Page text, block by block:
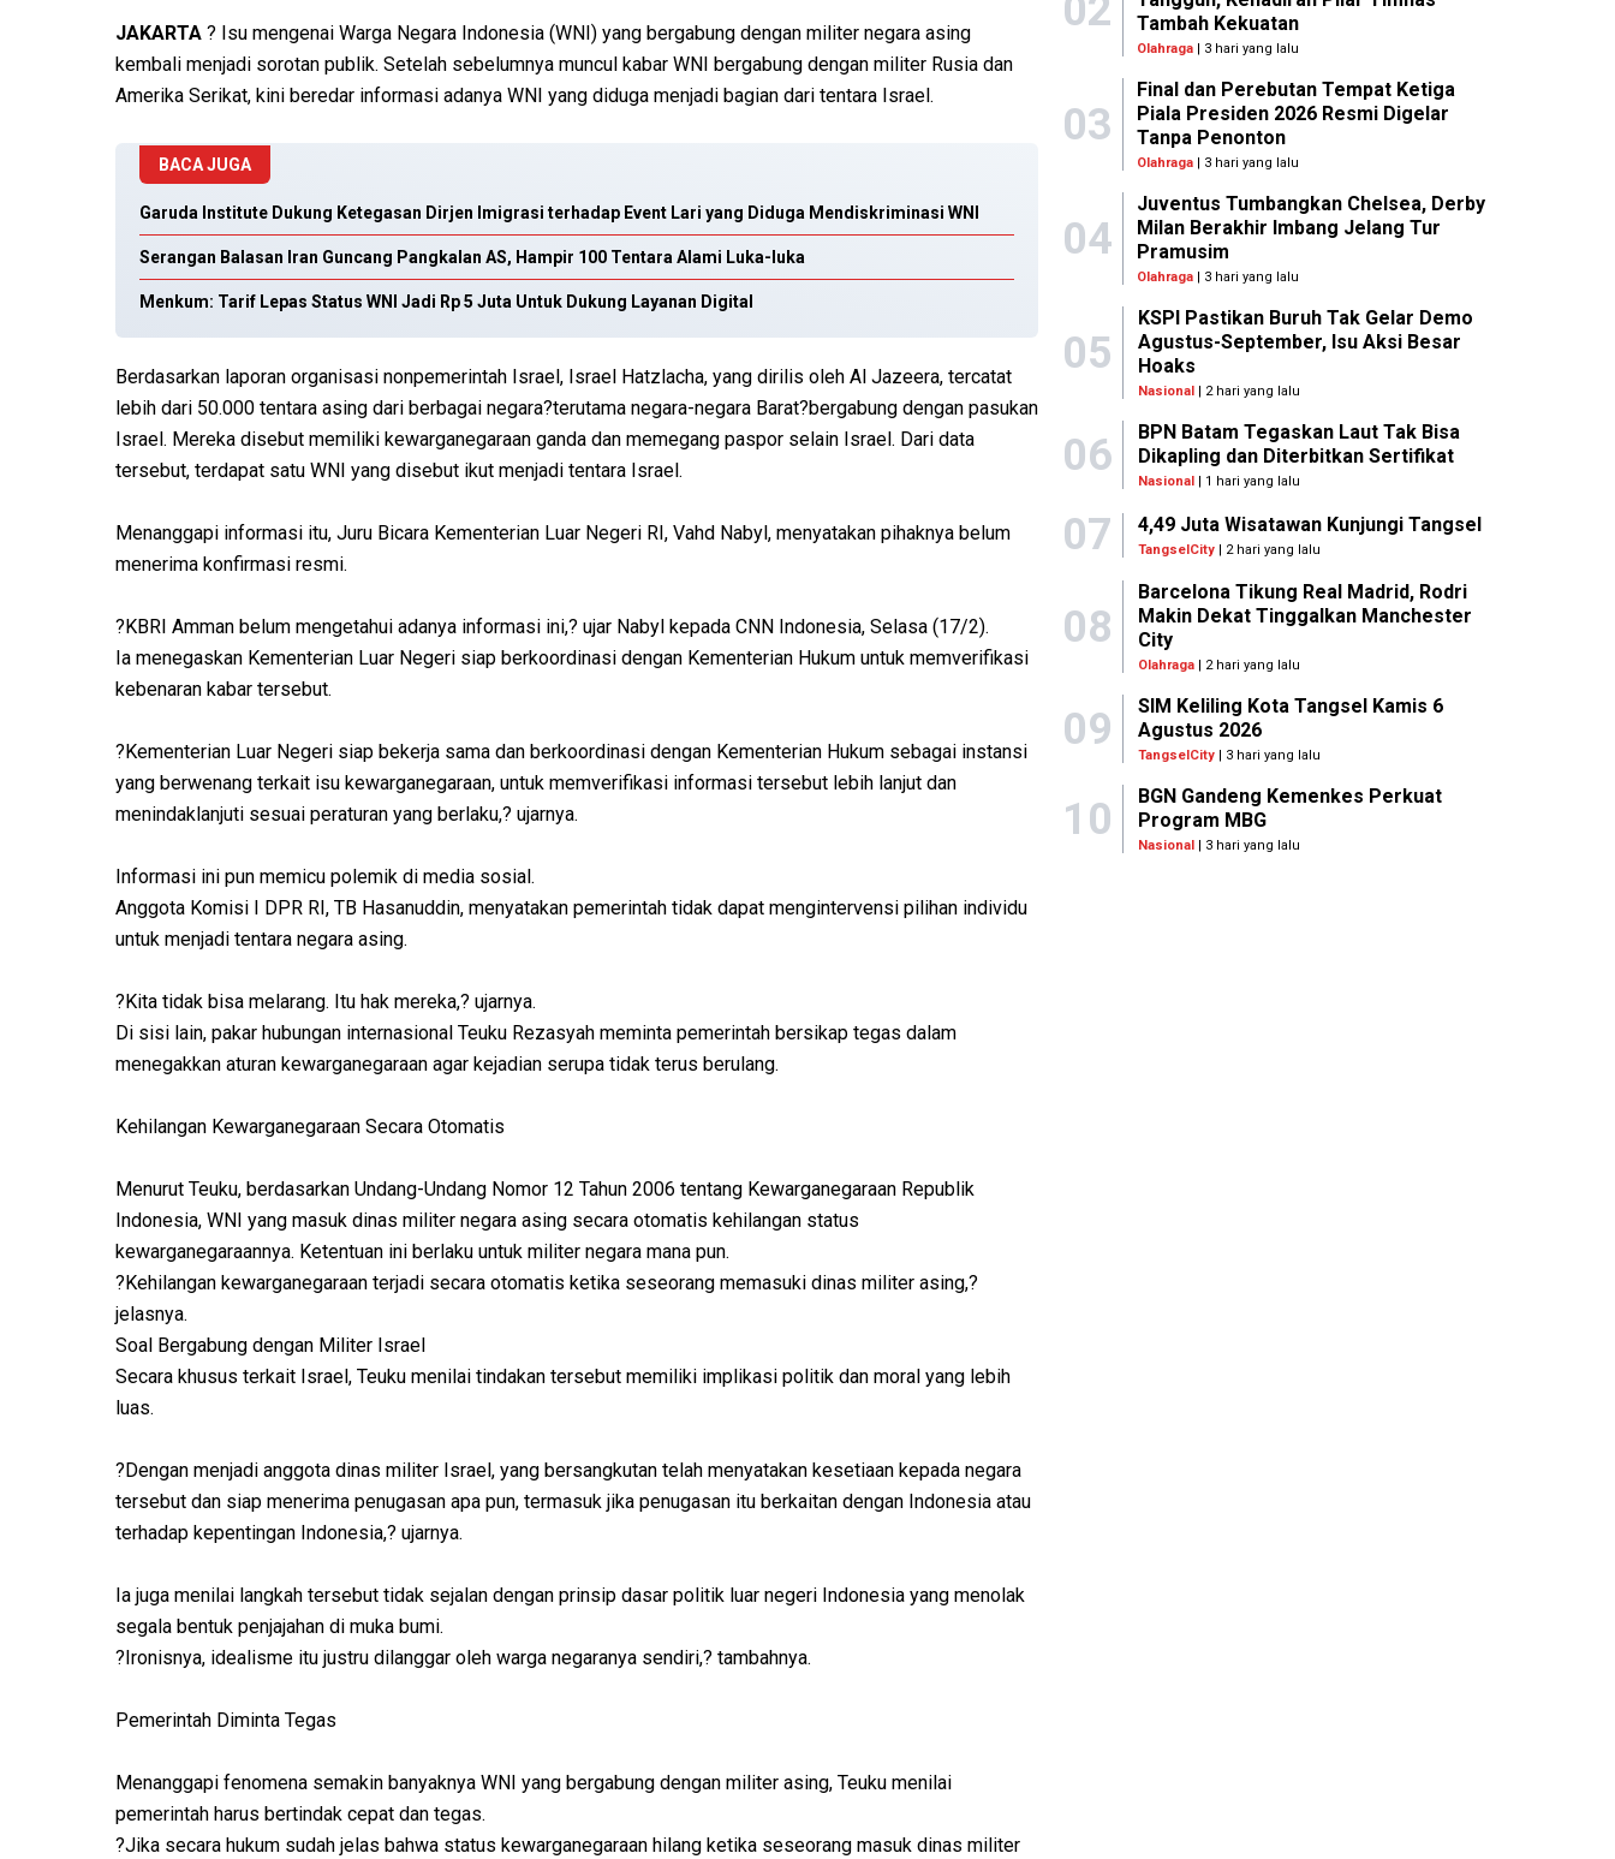
JAKARTA ? Isu mengenai Warga Negara Indonesia (WNI) yang bergabung dengan militer negara asing
kembali menjadi sorotan publik. Setelah sebelumnya muncul kabar WNI bergabung dengan militer Rusia dan
Amerika Serikat, kini beredar informasi adanya WNI yang diduga menjadi bagian dari tentara Israel.
BACA JUGA
Garuda Institute Dukung Ketegasan Dirjen Imigrasi terhadap Event Lari yang Diduga Mendiskriminasi WNI
Serangan Balasan Iran Guncang Pangkalan AS, Hampir 100 Tentara Alami Luka-luka
Menkum: Tarif Lepas Status WNI Jadi Rp 5 Juta Untuk Dukung Layanan Digital
Berdasarkan laporan organisasi nonpemerintah Israel, Israel Hatzlacha, yang dirilis oleh Al Jazeera, tercatat
lebih dari 50.000 tentara asing dari berbagai negara?terutama negara-negara Barat?bergabung dengan pasukan
Israel. Mereka disebut memiliki kewarganegaraan ganda dan memegang paspor selain Israel. Dari data
tersebut, terdapat satu WNI yang disebut ikut menjadi tentara Israel.
Menanggapi informasi itu, Juru Bicara Kementerian Luar Negeri RI, Vahd Nabyl, menyatakan pihaknya belum
menerima konfirmasi resmi.
?KBRI Amman belum mengetahui adanya informasi ini,? ujar Nabyl kepada CNN Indonesia, Selasa (17/2).
Ia menegaskan Kementerian Luar Negeri siap berkoordinasi dengan Kementerian Hukum untuk memverifikasi
kebenaran kabar tersebut.
?Kementerian Luar Negeri siap bekerja sama dan berkoordinasi dengan Kementerian Hukum sebagai instansi
yang berwenang terkait isu kewarganegaraan, untuk memverifikasi informasi tersebut lebih lanjut dan
menindaklanjuti sesuai peraturan yang berlaku,? ujarnya.
Informasi ini pun memicu polemik di media sosial.
Anggota Komisi I DPR RI, TB Hasanuddin, menyatakan pemerintah tidak dapat mengintervensi pilihan individu
untuk menjadi tentara negara asing.
?Kita tidak bisa melarang. Itu hak mereka,? ujarnya.
Di sisi lain, pakar hubungan internasional Teuku Rezasyah meminta pemerintah bersikap tegas dalam
menegakkan aturan kewarganegaraan agar kejadian serupa tidak terus berulang.
Kehilangan Kewarganegaraan Secara Otomatis
Menurut Teuku, berdasarkan Undang-Undang Nomor 12 Tahun 2006 tentang Kewarganegaraan Republik
Indonesia, WNI yang masuk dinas militer negara asing secara otomatis kehilangan status
kewarganegaraannya. Ketentuan ini berlaku untuk militer negara mana pun.
?Kehilangan kewarganegaraan terjadi secara otomatis ketika seseorang memasuki dinas militer asing,?
jelasnya.
Soal Bergabung dengan Militer Israel
Secara khusus terkait Israel, Teuku menilai tindakan tersebut memiliki implikasi politik dan moral yang lebih
luas.
?Dengan menjadi anggota dinas militer Israel, yang bersangkutan telah menyatakan kesetiaan kepada negara
tersebut dan siap menerima penugasan apa pun, termasuk jika penugasan itu berkaitan dengan Indonesia atau
terhadap kepentingan Indonesia,? ujarnya.
Ia juga menilai langkah tersebut tidak sejalan dengan prinsip dasar politik luar negeri Indonesia yang menolak
segala bentuk penjajahan di muka bumi.
?Ironisnya, idealisme itu justru dilanggar oleh warga negaranya sendiri,? tambahnya.
Pemerintah Diminta Tegas
Menanggapi fenomena semakin banyaknya WNI yang bergabung dengan militer asing, Teuku menilai
pemerintah harus bertindak cepat dan tegas.
?Jika secara hukum sudah jelas bahwa status kewarganegaraan hilang ketika seseorang masuk dinas militer
02
Tambah Kekuatan
Olahraga | 3 hari yang lalu
03
Final dan Perebutan Tempat Ketiga
Piala Presiden 2026 Resmi Digelar
Tanpa Penonton
Olahraga | 3 hari yang lalu
04
Juventus Tumbangkan Chelsea, Derby
Milan Berakhir Imbang Jelang Tur
Pramusim
Olahraga | 3 hari yang lalu
05
KSPI Pastikan Buruh Tak Gelar Demo
Agustus-September, Isu Aksi Besar
Hoaks
Nasional | 2 hari yang lalu
06
BPN Batam Tegaskan Laut Tak Bisa
Dikapling dan Diterbitkan Sertifikat
Nasional | 1 hari yang lalu
07 4,49 Juta Wisatawan Kunjungi Tangsel
TangselCity | 2 hari yang lalu
08
Barcelona Tikung Real Madrid, Rodri
Makin Dekat Tinggalkan Manchester
City
Olahraga| 2 hari yang lalu
09
SIM Keliling Kota Tangsel Kamis 6
Agustus 2026
TangselCity| 3 hari yang lalu
10
BGN Gandeng Kemenkes Perkuat
Program MBG
Nasional | 3 hari yang lalu